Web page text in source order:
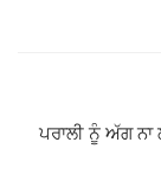
ਪਰਾਲੀ ਨੂੰ ਅੱਗ ਨਾ